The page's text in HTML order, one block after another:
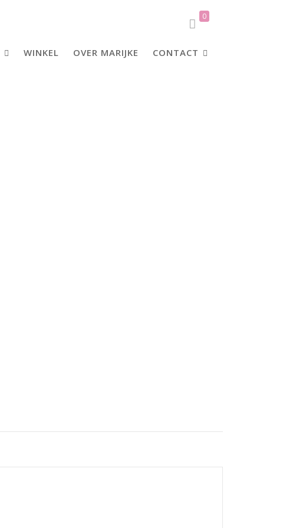
0
WINKEL OVER MARIJKE CONTACT